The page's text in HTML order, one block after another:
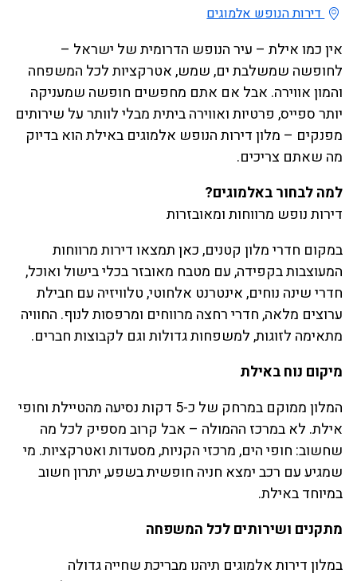
דירות הנופש אלמוגים
אין כמו אילת – עיר הנופש הדרומית של ישראל –
לחופשה שמשלבת ים, שמש, אטרקציות לכל המשפחה
והמון אווירה. אבל אם אתם מחפשים חופשה שמעניקה
יותר ספייס, פרטיות ואווירה ביתית מבלי לוותר על שירותים
מפנקים – מלון דירות הנופש אלמוגים באילת הוא בדיוק
מה שאתם צריכים.
למה לבחור באלמוגים?
דירות נופש מרווחות ומאובזרות
במקום חדרי מלון קטנים, כאן תמצאו דירות מרווחות
המעוצבות בקפידה, עם מטבח מאובזר בכלי בישול ואוכל,
חדרי שינה נוחים, אינטרנט אלחוטי, טלוויזיה עם חבילת
ערוצים מלאה, חדרי רחצה מרווחים ומרפסות לנוף. החוויה
מתאימה לזוגות, למשפחות גדולות וגם לקבוצות חברים.
מיקום נוח באילת
המלון ממוקם במרחק של כ-5 דקות נסיעה מהטיילת וחופי
אילת. לא במרכז ההמולה – אבל קרוב מספיק לכל מה
שחשוב: חופי הים, מרכזי הקניות, מסעדות ואטרקציות. מי
שמגיע עם רכב ימצא חניה חופשית בשפע, יתרון חשוב
במיוחד באילת.
מתקנים ושירותים לכל המשפחה
במלון דירות אלמוגים תיהנו מבריכת שחייה גדולה